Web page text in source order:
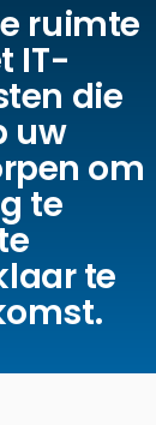
ruimte
IT-
die
uw
om
te
te